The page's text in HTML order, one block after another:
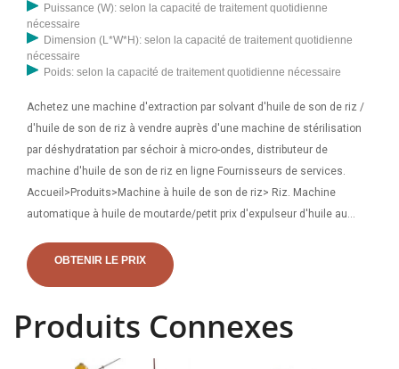
Puissance (W): selon la capacité de traitement quotidienne
nécessaire
Dimension (L*W*H): selon la capacité de traitement quotidienne
nécessaire
Poids: selon la capacité de traitement quotidienne nécessaire
Achetez une machine d'extraction par solvant d'huile de son de riz /
d'huile de son de riz à vendre auprès d'une machine de stérilisation
par déshydratation par séchoir à micro-ondes, distributeur de
machine d'huile de son de riz en ligne Fournisseurs de services.
Accueil>Produits>Machine à huile de son de riz> Riz. Machine
automatique à huile de moutarde/petit prix d'expulseur d'huile au
d'huile à vis qui était utilisée pour extraire l'huile des graines et des
amandes à des fins comestibles ou de biocarburant. 2.Nos presses à
OBTENIR LE PRIX
Produits Connexes